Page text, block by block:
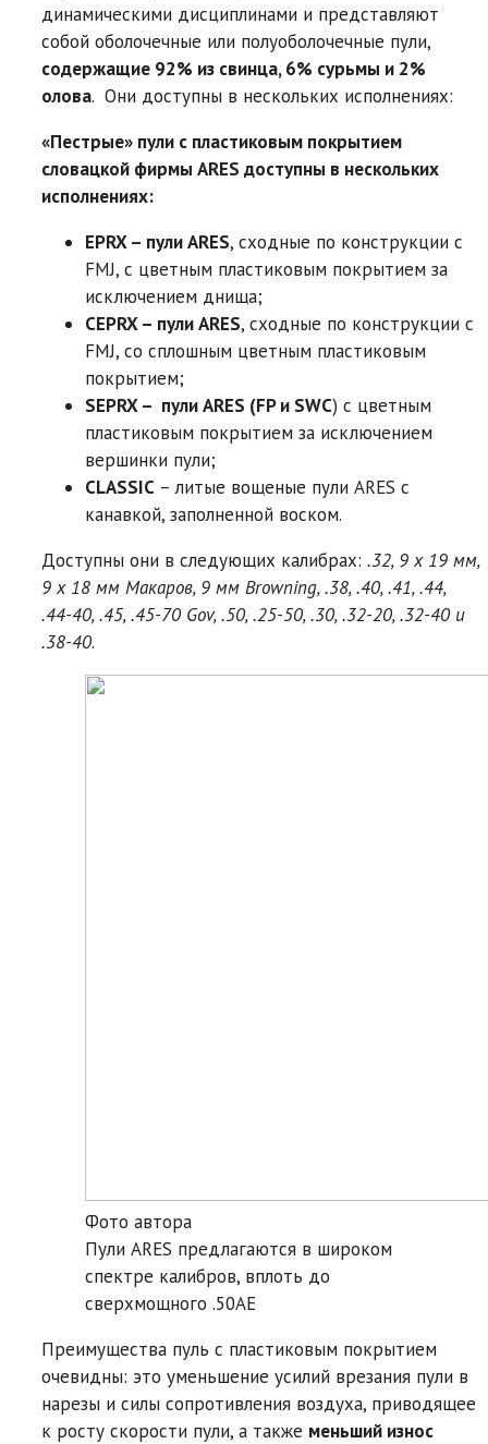
динамическими дисциплинами и представляют
собой оболочечные или полуоболочечные пули,
содержащие 92% из свинца, 6% сурьмы и 2%
олова. Они доступны в нескольких исполнениях:
«Пестрые» пули с пластиковым покрытием
словацкой фирмы ARES доступны в нескольких
исполнениях:
EPRX – пули ARES, сходные по конструкции c
FMJ, с цветным пластиковым покрытием за
исключением днища;
CEPRX – пули ARES, сходные по конструкции c
FMJ, со сплошным цветным пластиковым
покрытием;
SEPRX – пули ARES (FP и SWC) с цветным
пластиковым покрытием за исключением
вершинки пули;
CLASSIC – литые вощеные пули ARES c
канавкой, заполненной воском.
Доступны они в следующих калибрах: .32, 9 х 19 мм,
9 x 18 мм Макаров, 9 мм Browning, .38, .40, .41, .44,
.44-40, .45, .45-70 Gov, .50, .25-50, .30, .32-20, .32-40 и
.38-40.
Фото автора
Пули ARES предлагаются в широком
спектре калибров, вплоть до
сверхмощного .50AE
Преимущества пуль с пластиковым покрытием
очевидны: это уменьшение усилий врезания пули в
нарезы и силы сопротивления воздуха, приводящее
к росту скорости пули, а также меньший износ